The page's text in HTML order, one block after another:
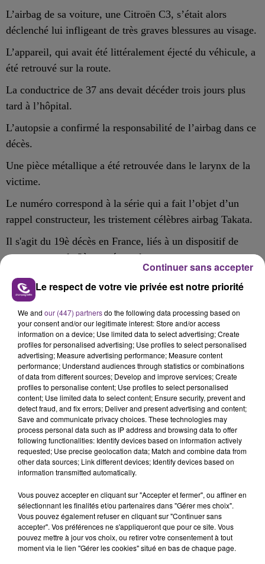
L’airbag de sa voiture, une Citroën C3, s’était alors
déclenché lui infligeant de très graves blessures au visage.
L’appareil, qui avait été littéralement éjecté du véhicule, a
été retrouvé sur la route.
La conductrice de 37 ans devait décéder trois jours plus
tard à l’hôpital.
L’⁠autopsie a confirmé la responsabilité de l’airbag dans ce
décès.
Une pièce métallique a été retrouvée dans le larynx de la
victime.
Le numéro correspond à la série qui a fait l’objet d’un
rappel constructeur, les tristement célèbres airbag Takata.
Il s'agit du 19è décès en France, liés à un dispositif de
cette marque, le 2è en métropole.
C’est désormais le pôle social consommation et
environnement du parquet de Paris qui est en charge de
cette affaire.
FIL D'ACTU
LA CENTRALE NUCLÉAIRE DE CHOOZ
TOUJOURS À L'ARRÊT
Cela fait déjà une semaine que la centrale
nucléaire ardennaise est à l'arrêt. Une situation
justifiée par la sécheresse intense qui est toujours
Le respect de votre vie privée est notre priorité
We and our (447) partnersdo the following data processing based on
your consent and/or our legitimate interest: Store and/or access
information on a device; Use limited data to select advertising; Create
profiles for personalised advertising; Use profiles to select personalised
advertising; Measure advertising performance; Measure content
performance; Understand audiences through statistics or combinations
of data from different sources; Develop and improve services; Create
profiles to personalise content; Use profiles to select personalised
content; Use limited data to select content; Ensure security, prevent and
detect fraud, and fix errors; Deliver and present advertising and content;
Save and communicate privacy choices. These technologies may
process personal data such as IP address and browsing data to offer
following functionalities: Identify devices based on information actively
requested; Use precise geolocation data; Match and combine data from
other data sources; Link different devices; Identify devices based on
information transmitted automatically.
Vous pouvez accepter en cliquant sur "Accepter et fermer", ou affiner en
sélectionnant les finalités et/ou partenaires dans "Gérer mes choix".
Vous pouvez également refuser en cliquant sur "Continuer sans
accepter". Vos préférences ne s'appliqueront que pour ce site. Vous
pouvez mettre à jour vos choix, ou retirer votre consentement à tout
moment via le lien "Gérer les cookies" situé en bas de chaque page.
Continuer sans accepter